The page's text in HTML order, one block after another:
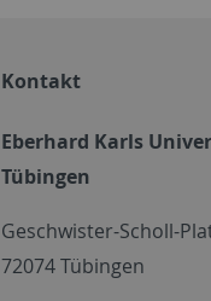
Kontakt
Eberhard Karls
Tübingen
Geschwister-Scholl-
72074 Tübingen